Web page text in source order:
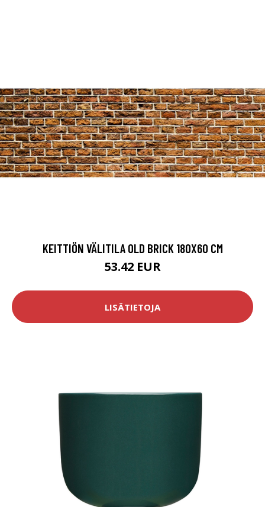
KEITTIÖN VÄLITILA OLD BRICK 180X60 CM
53.42 EUR
LISÄTIETOJA